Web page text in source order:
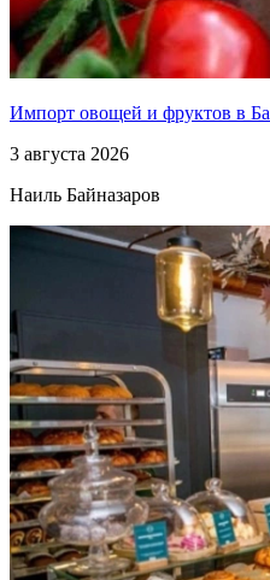
Импорт овощей и фруктов в
3 августа 2026
Наиль Байназаров